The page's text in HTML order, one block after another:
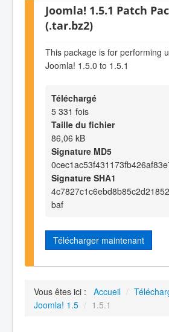
Joomla! 1.5.1 Patch
(.tar.bz2)
This package is for performing
Joomla! 1.5.0 to 1.5.1
Téléchargé
5 331 fois
Taille du fichier
86,06 kB
Signature MD5
Signature SHA1
baf
Télécharger maintenant
Vous êtes ici : Accueil /
Joomla! 1.5 / 1.5.1